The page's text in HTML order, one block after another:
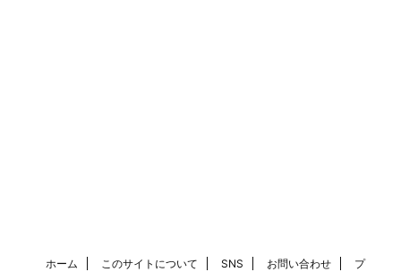
ホーム このサイトについて SNS お問い合わせ プ